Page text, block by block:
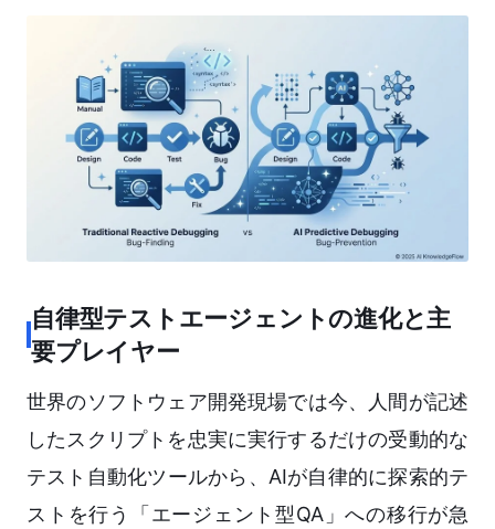
自律型テストエージェントの進化と主
要プレイヤー
世界のソフトウェア開発現場では今、人間が記述
したスクリプトを忠実に実行するだけの受動的な
テスト自動化ツールから、AIが自律的に探索的テ
ストを行う「エージェント型QA」への移行が急